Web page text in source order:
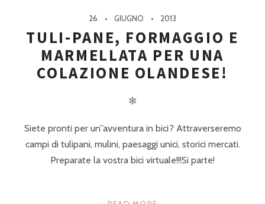
26 GIUGNO 2013
TULI-PANE, FORMAGGIO E
MARMELLATA PER UNA
COLAZIONE OLANDESE!
✻
Siete pronti per un”avventura in bici? Attraverseremo
campi di tulipani, mulini, paesaggi unici, storici mercati.
Preparate la vostra bici virtuale!!!Si parte!